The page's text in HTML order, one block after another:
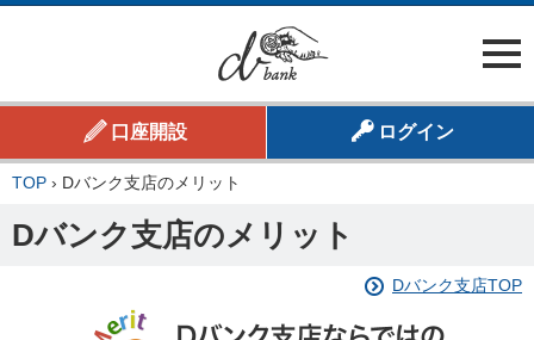
口座開設 ログイン
TOP › Dバンク支店のメリット
Dバンク支店のメリット
Dバンク支店TOP